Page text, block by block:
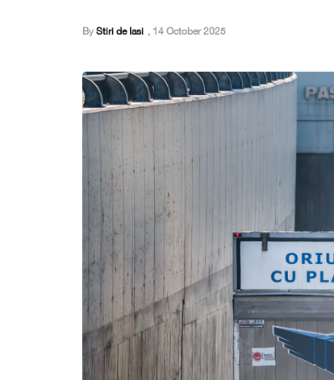
By Stiri de Iasi , 14 October 2025